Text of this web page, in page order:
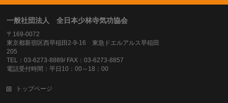
一般社団法人 全日本少林寺気功協会
〒169-0072
東京都新宿区西早稲田2-9-16 東急ドエルアルス早稲田
205
TEL：03-6273-8889/ FAX：03-6273-8857
電話受付時間：平日10：00～18：00
トップページ